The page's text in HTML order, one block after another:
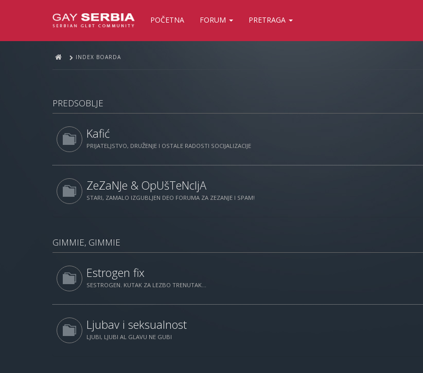
POČETNA FORUM PRETRAGA
INDEX BOARDA
PREDSOBLJE
Kafić
PRIJATELJSTVO, DRUŽENJE I OSTALE RADOSTI SOCIJALIZACIJE
ZeZaNJe & OpUšTeNcIjA
STARI, ZAMALO IZGUBLJEN DEO FORUMA ZA ZEZANJE I SPAM!
GIMMIE, GIMMIE
Estrogen fix
SESTROGEN. KUTAK ZA LEZBO TRENUTAK...
Ljubav i seksualnost
LJUBI, LJUBI AL GLAVU NE GUBI